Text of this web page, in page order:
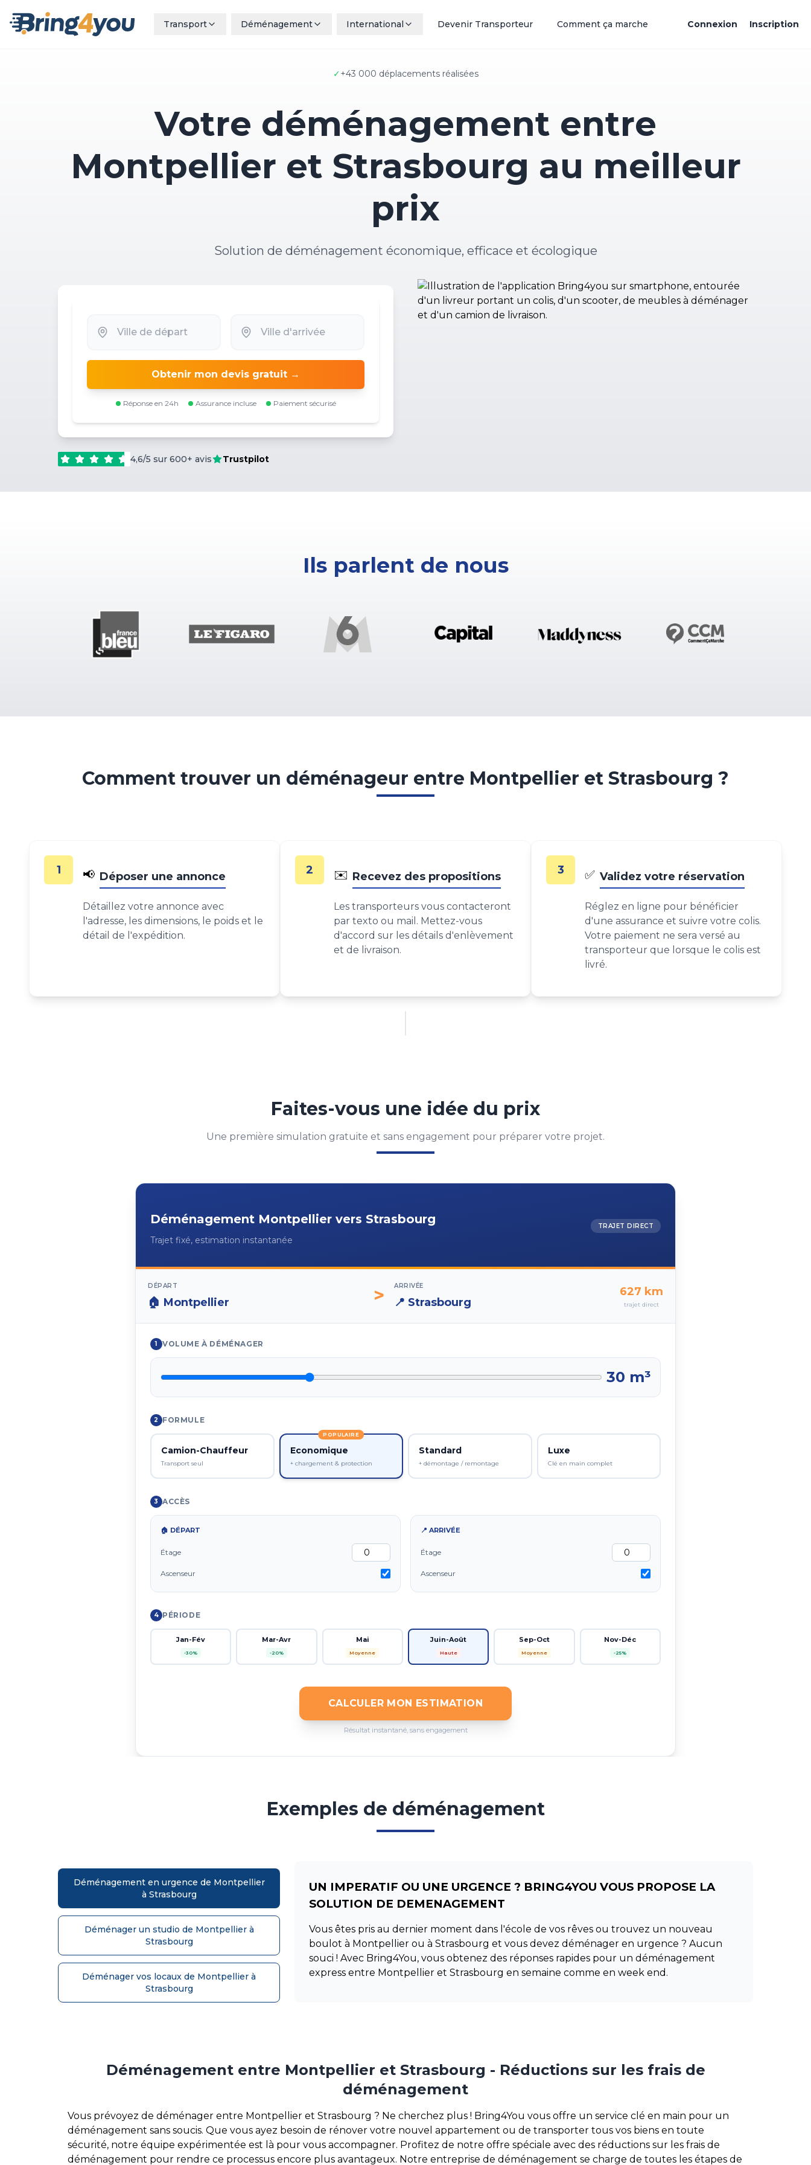
Transport Déménagement International Devenir Transporteur Comment ça marche Connexion Inscription
✓+43 000 déplacements réalisées
Votre déménagement entre
Montpellier et Strasbourg au meilleur
prix
Solution de déménagement économique, efficace et écologique
Obtenir mon devis gratuit →
Réponse en 24h Assurance incluse Paiement sécurisé
4,6/5 sur 600+ avis Trustpilot
Ils parlent de nous
Comment trouver un déménageur entre Montpellier et Strasbourg ?
1 📢 Déposer une annonce
Détaillez votre annonce avec
l'adresse, les dimensions, le poids et le
détail de l'expédition.
2 ✉️ Recevez des propositions
Les transporteurs vous contacteront
par texto ou mail. Mettez-vous
d'accord sur les détails d'enlèvement
et de livraison.
3 ✅ Validez votre réservation
Réglez en ligne pour bénéficier
d'une assurance et suivre votre colis.
Votre paiement ne sera versé au
transporteur que lorsque le colis est
livré.
Faites-vous une idée du prix
Une première simulation gratuite et sans engagement pour préparer votre projet.
Déménagement Montpellier vers Strasbourg
Trajet fixé, estimation instantanée
TRAJET DIRECT
DÉPART
🏠 Montpellier > ARRIVÉE
📍 Strasbourg
627 km
trajet direct
1 VOLUME À DÉMÉNAGER
30 m³
2 FORMULE
Camion-Chauffeur
Transport seul
POPULAIRE
Economique
+ chargement & protection
Standard
+ démontage / remontage
Luxe
Clé en main complet
3 ACCÈS
🏠 DÉPART
Étage
Ascenseur
📍 ARRIVÉE
Étage
Ascenseur
4 PÉRIODE
Jan-Fév
-30%
Mar-Avr
-20%
Mai
Moyenne
Juin-Août
Haute
Sep-Oct
Moyenne
Nov-Déc
-25%
CALCULER MON ESTIMATION
Résultat instantané, sans engagement
Exemples de déménagement
Déménagement en urgence de Montpellier
à Strasbourg
Déménager un studio de Montpellier à
Strasbourg
Déménager vos locaux de Montpellier à
Strasbourg
UN IMPERATIF OU UNE URGENCE ? BRING4YOU VOUS PROPOSE LA
SOLUTION DE DEMENAGEMENT
Vous êtes pris au dernier moment dans l'école de vos rêves ou trouvez un nouveau
boulot à Montpellier ou à Strasbourg et vous devez déménager en urgence ? Aucun
souci ! Avec Bring4You, vous obtenez des réponses rapides pour un déménagement
express entre Montpellier et Strasbourg en semaine comme en week end.
Déménagement entre Montpellier et Strasbourg - Réductions sur les frais de
déménagement
Vous prévoyez de déménager entre Montpellier et Strasbourg ? Ne cherchez plus ! Bring4You vous offre un service clé en main pour un
déménagement sans soucis. Que vous ayez besoin de rénover votre nouvel appartement ou de transporter tous vos biens en toute
sécurité, notre équipe expérimentée est là pour vous accompagner. Profitez de notre offre spéciale avec des réductions sur les frais de
déménagement pour rendre ce processus encore plus avantageux. Notre entreprise de déménagement se charge de toutes les étapes de